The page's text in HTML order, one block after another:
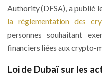
Authority (DFSA), a publié
la réglementation des
personnes souhaitant
financiers liées aux crypto-
Loi de Dubaï sur les